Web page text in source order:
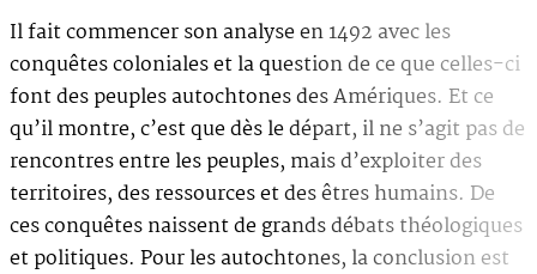
Il fait commencer son analyse en 1492 avec les
conquêtes coloniales et la question de ce que celles-ci
font des peuples autochtones des Amériques. Et ce
qu’il montre, c’est que dès le départ, il ne s’agit pas de
rencontres entre les peuples, mais d’exploiter des
territoires, des ressources et des êtres humains. De
ces conquêtes naissent de grands débats théologiques
et politiques. Pour les autochtones, la conclusion est